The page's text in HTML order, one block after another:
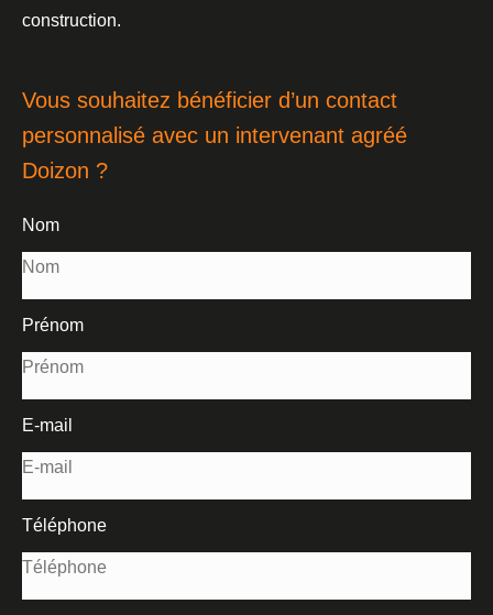
construction.
Vous souhaitez bénéficier d’un contact
personnalisé avec un intervenant agréé
Doizon ?
Nom
Prénom
E-mail
Téléphone